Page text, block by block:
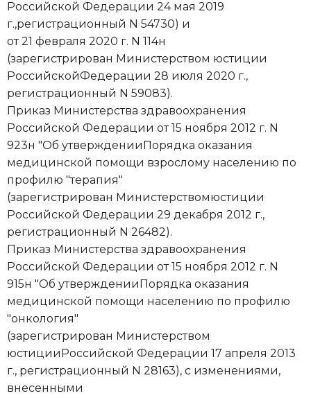
Российской Федерации 24 мая 2019
г.,регистрационный N 54730) и
от 21 февраля 2020 г. N 114н
(зарегистрирован Министерством юстиции
РоссийскойФедерации 28 июля 2020 г.,
регистрационный N 59083).
Приказ Министерства здравоохранения
Российской Федерации от 15 ноября 2012 г. N
923н "Об утвержденииПорядка оказания
медицинской помощи взрослому населению по
профилю "терапия"
(зарегистрирован Министерствомюстиции
Российской Федерации 29 декабря 2012 г.,
регистрационный N 26482).
Приказ Министерства здравоохранения
Российской Федерации от 15 ноября 2012 г. N
915н "Об утвержденииПорядка оказания
медицинской помощи населению по профилю
"онкология"
(зарегистрирован Министерством
юстицииРоссийской Федерации 17 апреля 2013
г., регистрационный N 28163), с изменениями,
внесенными